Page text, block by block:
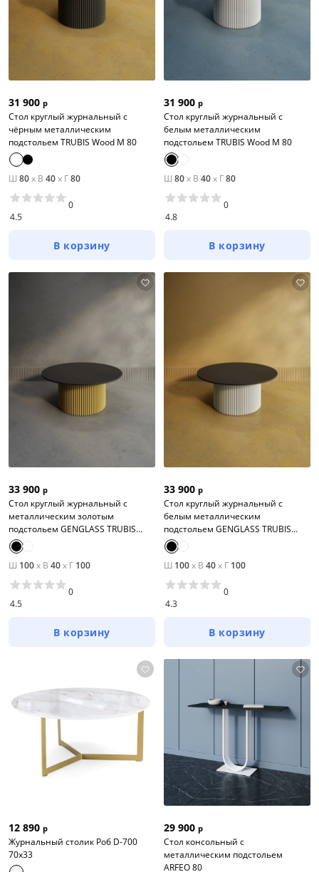
31 900 р
Стол круглый журнальный с
чёрным металлическим
подстольем TRUBIS Wood M 80
Ш 80x В 40x Г80
4.5
0
В корзину
31 900 р
Стол круглый журнальный с
белым металлическим
подстольем TRUBIS Wood M 80
Ш 80x В 40x Г80
4.8
0
В корзину
33 900 р
Стол круглый журнальный с
металлическим золотым
подстольем GENGLASS TRUBIS
Wood M 100
Ш 100x В 40x Г 100
4.5
0
В корзину
33 900 р
Стол круглый журнальный с
белым металлическим
подстольем GENGLASS TRUBIS
Wood 100
Ш 100x В 40x Г 100
4.3
0
В корзину
12 890 р
Журнальный столик Роб D-700
70х33
29 900 р
Стол консольный с
металлическим подстольем
ARFEO 80